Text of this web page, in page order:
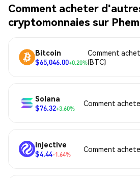
Comment acheter
cryptomonnaies sur
Bitcoin
$65,046.00+0.20%
Comment
(BTC)
Solana
$76.32+3.60%
Comment
Injective
$4.44-1.64%
Comment